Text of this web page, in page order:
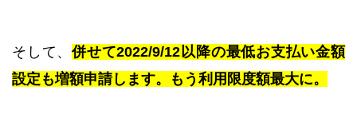
そして、併せて2022/9/12以降の最低お支払い金額
設定も増額申請します。もう利用限度額最大に。